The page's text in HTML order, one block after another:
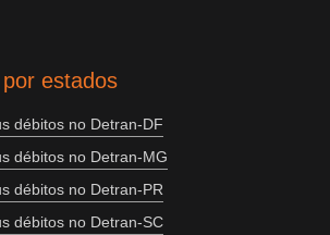
estados
débitos no Detran-DF
débitos no Detran-MG
débitos no Detran-PR
débitos no Detran-SC